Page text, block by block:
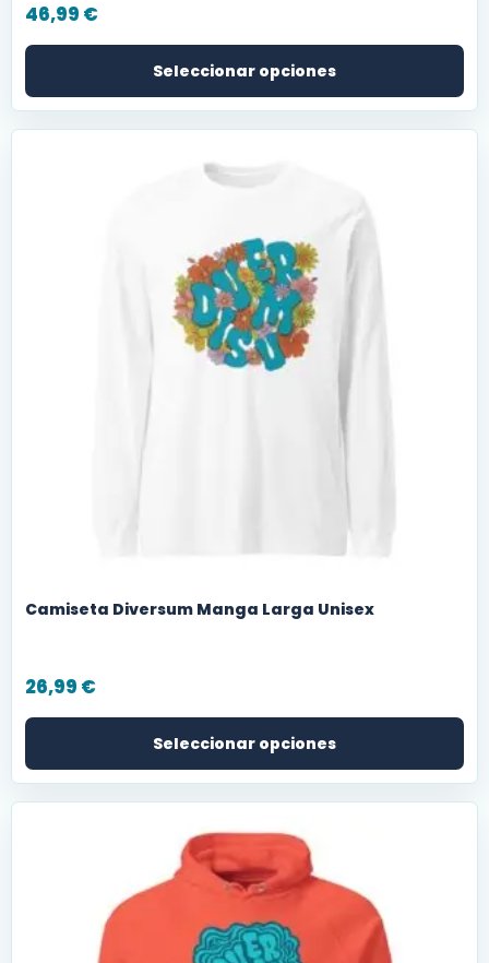
46,99 €
Seleccionar opciones
Camiseta Diversum Manga Larga Unisex
26,99 €
Seleccionar opciones